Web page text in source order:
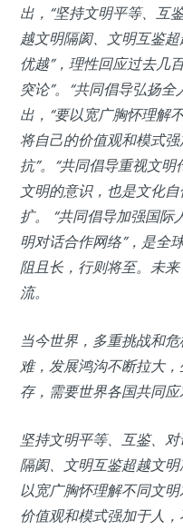
出，“坚持文明平等、互
越文明隔阂、文明互鉴
优越”，理性回应过去几
突论”。“共同倡导弘扬
出，“要以宽广胸怀理解
将自己的价值观和模式
抗”。“共同倡导重视文
文明的意识，也是文化
扩。 “共同倡导加强国
明对话合作网络”，是全
阻且长，行则将至。未
流。
当今世界，多重挑战和
难，发展鸿沟不断拉大
存，需要世界各国共同应
坚持文明平等、互鉴、
隔阂、文明互鉴超越文
以宽广胸怀理解不同文
价值观和模式强加于人